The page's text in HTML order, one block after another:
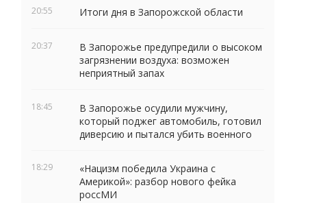
20:55 Итоги дня в Запорожской области
20:37
В Запорожье предупредили о высоком
загрязнении воздуха: возможен
неприятный запах
18:45
В Запорожье осудили мужчину,
который поджег автомобиль, готовил
диверсию и пытался убить военного
18:29
«Нацизм победила Украина с
Америкой»: разбор нового фейка
россМИ